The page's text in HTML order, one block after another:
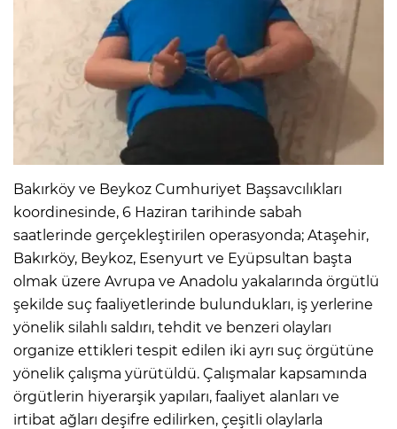
Bakırköy ve Beykoz Cumhuriyet Başsavcılıkları
koordinesinde, 6 Haziran tarihinde sabah
saatlerinde gerçekleştirilen operasyonda; Ataşehir,
Bakırköy, Beykoz, Esenyurt ve Eyüpsultan başta
olmak üzere Avrupa ve Anadolu yakalarında örgütlü
şekilde suç faaliyetlerinde bulundukları, iş yerlerine
yönelik silahlı saldırı, tehdit ve benzeri olayları
organize ettikleri tespit edilen iki ayrı suç örgütüne
yönelik çalışma yürütüldü. Çalışmalar kapsamında
örgütlerin hiyerarşik yapıları, faaliyet alanları ve
irtibat ağları deşifre edilirken, çeşitli olaylarla